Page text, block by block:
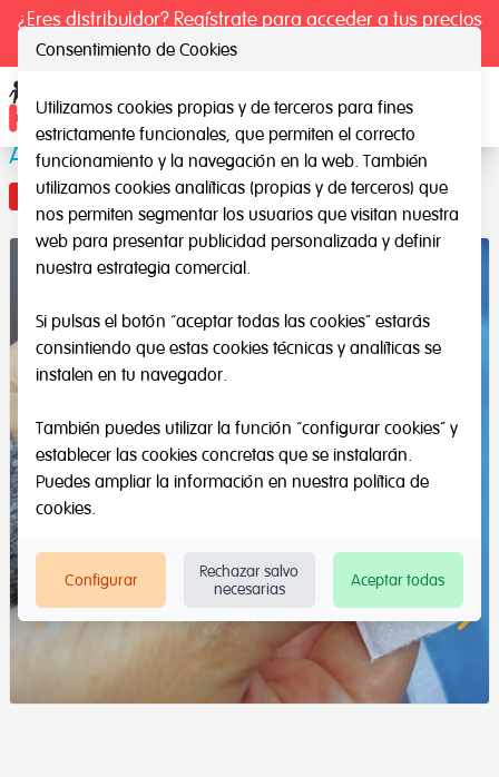
¿Eres distribuidor? Regístrate para acceder a tus precios
exclusivos.
Adhesivos Textiles
Novedad
Consentimiento de Cookies
Utilizamos cookies propias y de terceros para fines
estrictamente funcionales, que permiten el correcto
funcionamiento y la navegación en la web. También
utilizamos cookies analíticas (propias y de terceros) que
nos permiten segmentar los usuarios que visitan nuestra
web para presentar publicidad personalizada y definir
nuestra estrategia comercial.
Si pulsas el botón “aceptar todas las cookies” estarás
consintiendo que estas cookies técnicas y analíticas se
instalen en tu navegador.
También puedes utilizar la función “configurar cookies” y
establecer las cookies concretas que se instalarán.
Puedes ampliar la información en nuestra política de
cookies.
Configurar
Rechazar salvo
necesarias
Aceptar todas